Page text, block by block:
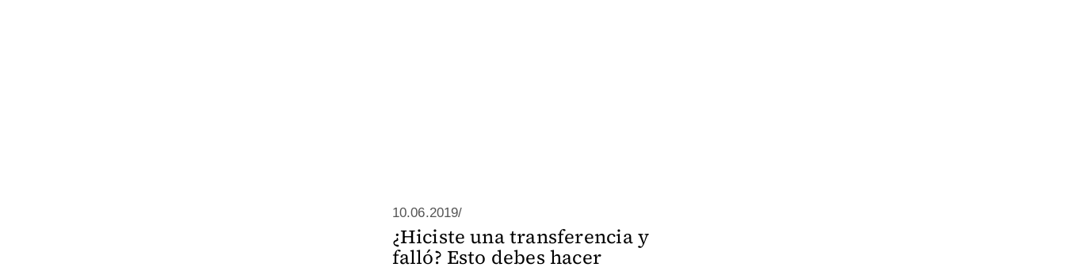
10.06.2019/
¿Hiciste una transferencia y
falló? Esto debes hacer